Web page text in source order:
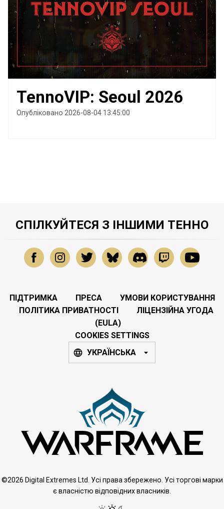
TennoVIP: Seoul 2026
Опубліковано 2026-08-04 13:45:00
СПІЛКУЙТЕСЯ З ІНШИМИ ТЕННО
ПІДТРИМКА ПРЕСА
УМОВИ КОРИСТУВАННЯ
ПОЛІТИКА ПРИВАТНОСТІ
ЛІЦЕНЗІЙНА УГОДА
(EULA)
COOKIES SETTINGS
УКРАЇНСЬКА
©2026 Digital Extremes Ltd. Усі права збережено. Усі торгові марки
є власністю відповідних власників.